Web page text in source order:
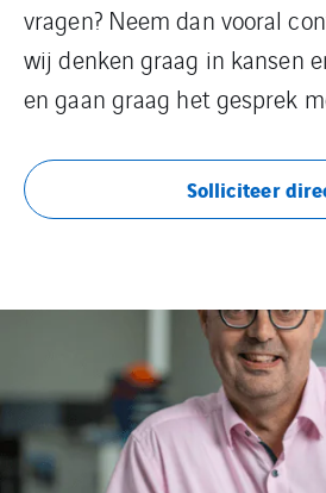
vragen? Neem dan vooral
wij denken graag in kansen
en gaan graag het gesprek
Solliciteer